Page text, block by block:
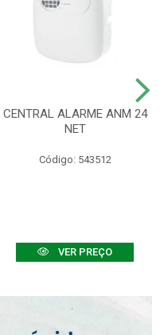
CENTRAL ALARME ANM 24
NET
Código: 543512
VER PREÇO